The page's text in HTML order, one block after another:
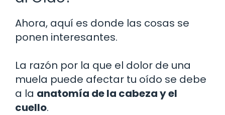
Ahora, aquí es donde las cosas se
ponen interesantes.
La razón por la que el dolor de una
muela puede afectar tu oído se debe
a la anatomía de la cabeza y el
cuello.